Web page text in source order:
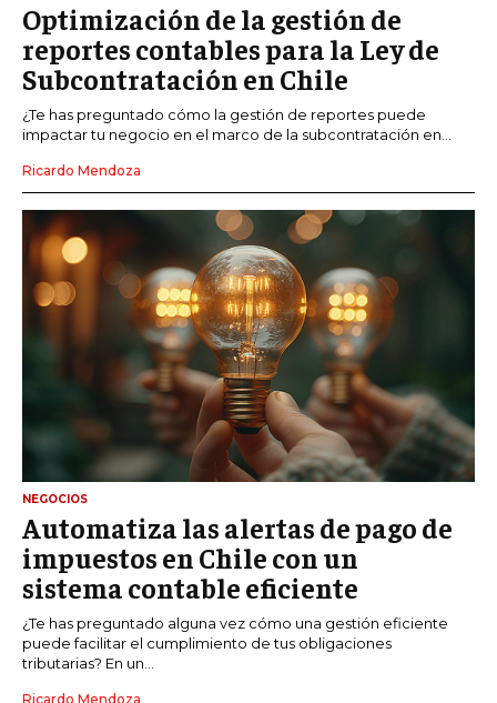
Optimización de la gestión de
reportes contables para la Ley de
Subcontratación en Chile
¿Te has preguntado cómo la gestión de reportes puede
impactar tu negocio en el marco de la subcontratación en...
Ricardo Mendoza
NEGOCIOS
Automatiza las alertas de pago de
impuestos en Chile con un
sistema contable eficiente
¿Te has preguntado alguna vez cómo una gestión eficiente
puede facilitar el cumplimiento de tus obligaciones
tributarias? En un...
Ricardo Mendoza